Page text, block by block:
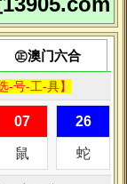
的女性来说，可
显。下面为您介
肌肤，做个零斑